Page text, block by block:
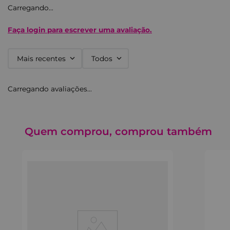
Carregando…
Faça login para escrever uma avaliação.
Mais recentes Todos
Carregando avaliações…
Quem comprou, comprou também